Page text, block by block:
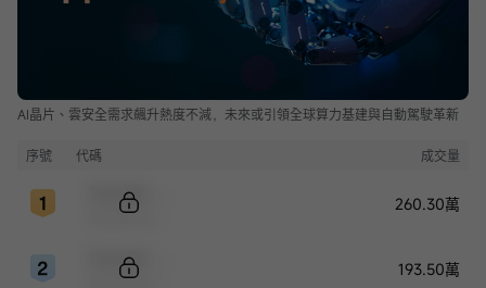
AI晶片、雲安全需求飆升熱度不減，未來或引領全球算力基建與自動駕駛革新
序號 代碼 成交量
260.30萬
193.50萬